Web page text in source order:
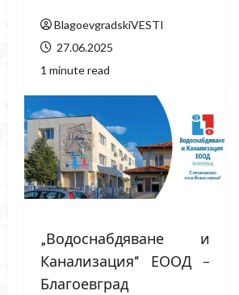
BlagoevgradskiVESTI
27.06.2025
1 minute read
„Водоснабдяване и
Канализация“ ЕООД –
Благоевград